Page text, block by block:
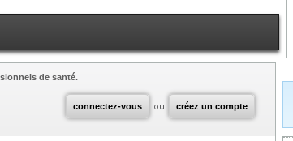
connectez-vous ou créez un compte
de santé.